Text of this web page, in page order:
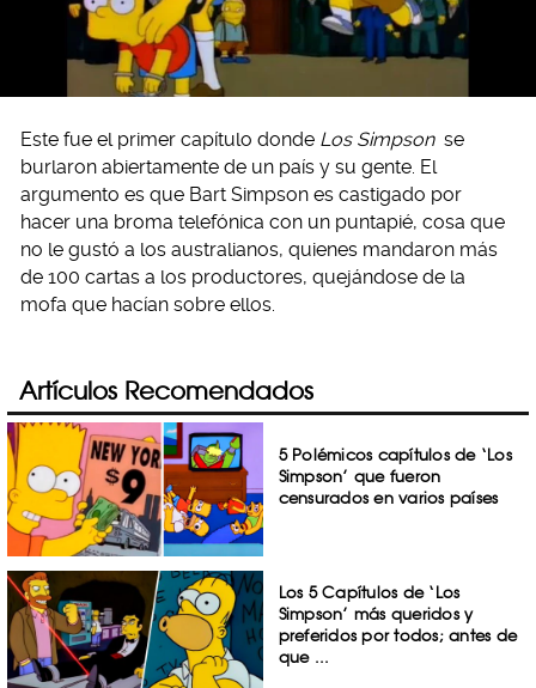
Este fue el primer capítulo donde Los Simpson se
burlaron abiertamente de un país y su gente. El
argumento es que Bart Simpson es castigado por
hacer una broma telefónica con un puntapié, cosa que
no le gustó a los australianos, quienes mandaron más
de 100 cartas a los productores, quejándose de la
mofa que hacían sobre ellos.
Artículos Recomendados
5 Polémicos capítulos de ‘Los
Simpson’ que fueron
censurados en varios países
Los 5 Capítulos de ‘Los
Simpson’ más queridos y
preferidos por todos; antes de
que ...